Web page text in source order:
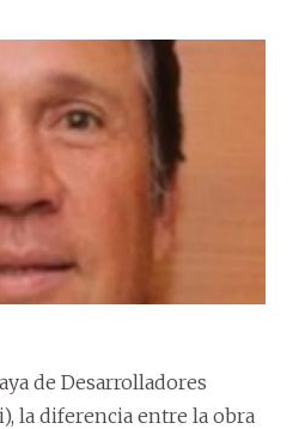
de Desarrolladores
la diferencia entre la obra